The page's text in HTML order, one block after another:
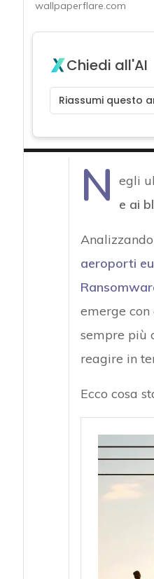
wallpaperflare.com
Chiedi all'AI
Riassumi questo
N egli
e ai
aeroporti
emerge
sempre più
reagire in
Ecco cosa